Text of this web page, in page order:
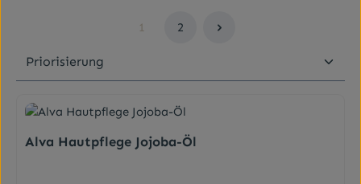
Seite
1
Seite
2
Alva Hautpflege Jojoba-Öl